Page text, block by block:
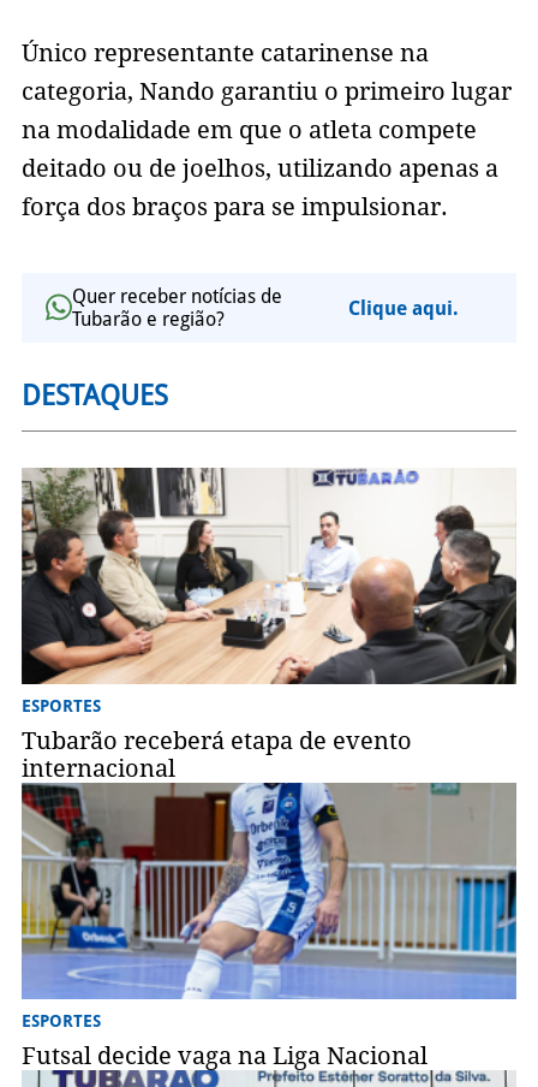
Único representante catarinense na
categoria, Nando garantiu o primeiro lugar
na modalidade em que o atleta compete
deitado ou de joelhos, utilizando apenas a
força dos braços para se impulsionar.
Quer receber notícias de
Tubarão e região?
Clique aqui.
DESTAQUES
ESPORTES
Tubarão receberá etapa de evento
internacional
ESPORTES
Futsal decide vaga na Liga Nacional